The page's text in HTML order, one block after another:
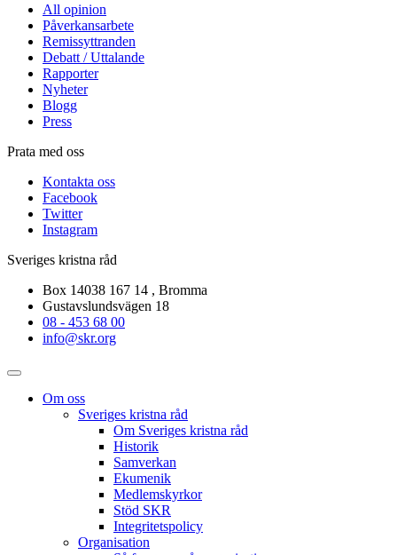
All opinion
Påverkansarbete
Remissyttranden
Debatt / Uttalande
Rapporter
Nyheter
Blogg
Press
Prata med oss
Kontakta oss
Facebook
Twitter
Instagram
Sveriges kristna råd
Box 14038 167 14 , Bromma
Gustavslundsvägen 18
08 - 453 68 00
info@skr.org
Om oss
Sveriges kristna råd
Om Sveriges kristna råd
Historik
Samverkan
Ekumenik
Medlemskyrkor
Stöd SKR
Integritetspolicy
Organisation